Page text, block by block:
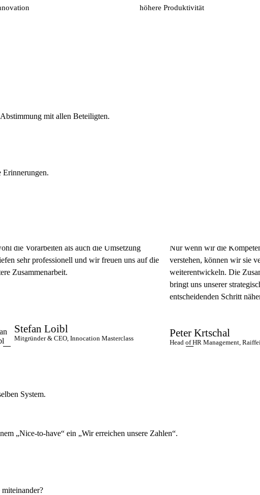
höhere Produktivität
mit allen Beteiligten.
Erinnerungen.
Vorarbeiten als auch die Umsetzung
professionell und wir freuen uns auf die
Loibl
& CEO, Innocation Masterclass
Nur wenn wir die Kompetenzen
verstehen, können wir sie
weiterentwickeln. Die
bringt uns unserer strategischen
entscheidenden Schritt näher.
Peter Krtschal
Head of HR Management, Raiffeisen-
System.
„Nice-to-have“ ein „Wir erreichen unsere Zahlen“.